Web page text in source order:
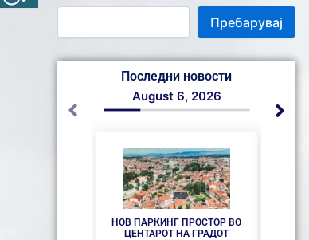
Пребарувај
Последни новости
НОВ ПАРКИНГ ПРОСТОР ВО
ЦЕНТАРОТ НА ГРАДОТ
August 6, 2026